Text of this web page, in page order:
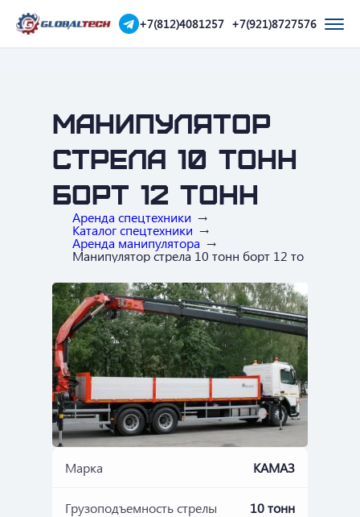
+7(812)4081257 +7(921)8727576
Манипулятор
стрела 10 тонн
борт 12 тонн
Аренда спецтехники
Каталог спецтехники
Аренда манипулятора
Манипулятор стрела 10 тонн борт 12 тонн
Марка КАМАЗ
Грузоподъемность стрелы 10 тонн